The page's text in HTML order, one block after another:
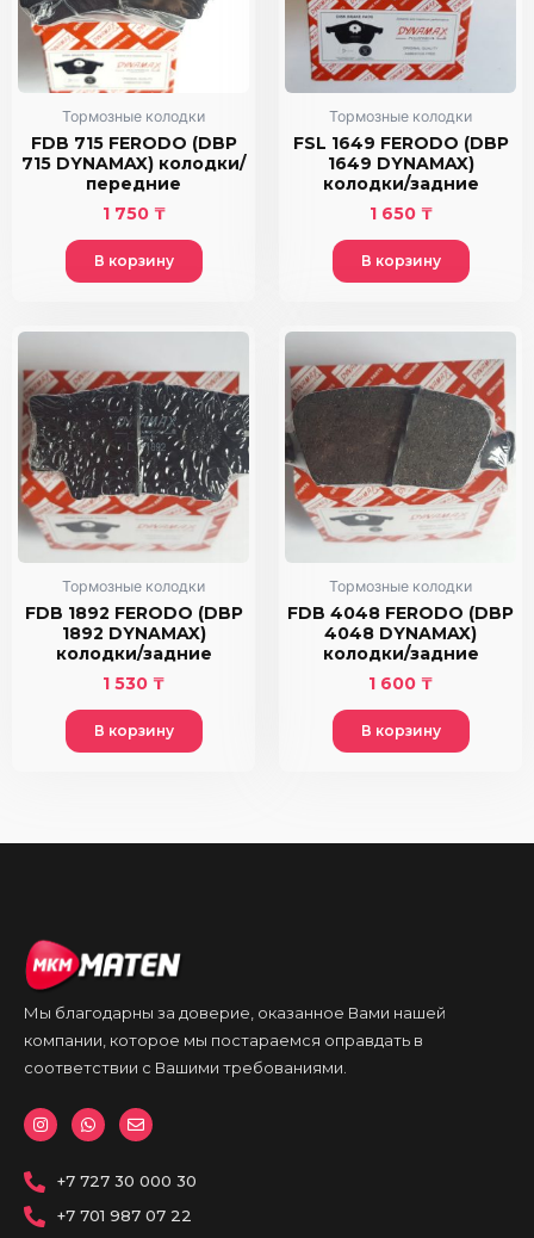
Тормозные колодки
FDB 715 FERODO (DBP
715 DYNAMAX) колодки/
передние
1 750 ₸
В корзину
Тормозные колодки
FSL 1649 FERODO (DBP
1649 DYNAMAX)
колодки/задние
1 650 ₸
В корзину
Тормозные колодки
FDB 1892 FERODO (DBP
1892 DYNAMAX)
колодки/задние
1 530 ₸
В корзину
Тормозные колодки
FDB 4048 FERODO (DBP
4048 DYNAMAX)
колодки/задние
1 600 ₸
В корзину
Мы благодарны за доверие, оказанное Вами нашей
компании, которое мы постараемся оправдать в
соответствии с Вашими требованиями.
I
n
s
a
g
r
a
W
h
a
s
p
E
n
v
p
+7 727 30 000 30
+7 701 987 07 22